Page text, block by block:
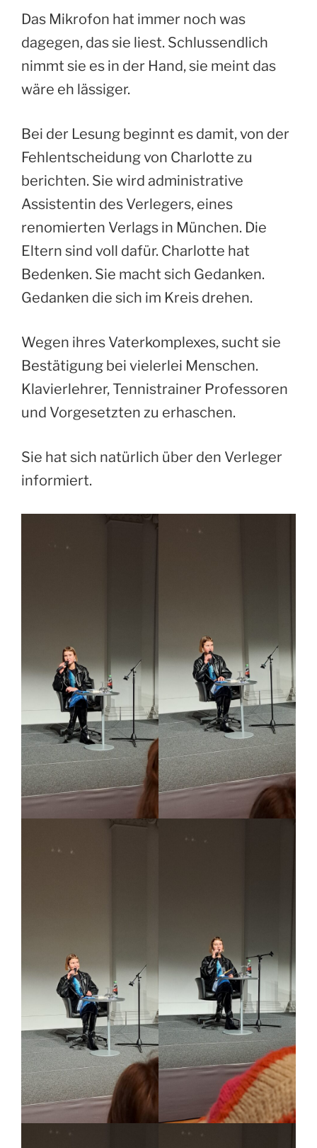
Das Mikrofon hat immer noch was
dagegen, das sie liest. Schlussendlich
nimmt sie es in der Hand, sie meint das
wäre eh lässiger.
Bei der Lesung beginnt es damit, von der
Fehlentscheidung von Charlotte zu
berichten. Sie wird administrative
Assistentin des Verlegers, eines
renomierten Verlags in München. Die
Eltern sind voll dafür. Charlotte hat
Bedenken. Sie macht sich Gedanken.
Gedanken die sich im Kreis drehen.
Wegen ihres Vaterkomplexes, sucht sie
Bestätigung bei vielerlei Menschen.
Klavierlehrer, Tennistrainer Professoren
und Vorgesetzten zu erhaschen.
Sie hat sich natürlich über den Verleger
informiert.